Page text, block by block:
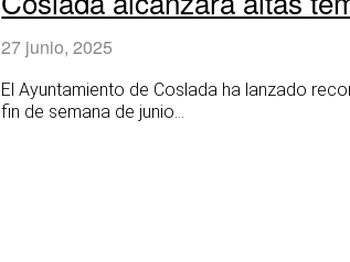
27 junio, 2025
El Ayuntamiento de Coslada ha lanzado
fin de semana de junio...